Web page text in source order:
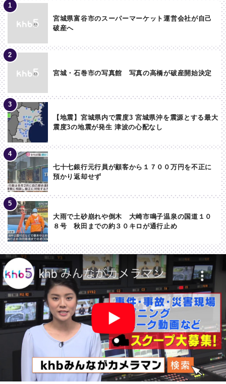
宮城県富谷市のスーパーマーケット運営会社が自己
破産へ
宮城・石巻市の写真館 写真の高橋が破産開始決定
【地震】宮城県内で震度3 宮城県沖を震源とする最大
震度3の地震が発生 津波の心配なし
七十七銀行元行員が顧客から１７００万円を不正に
預かり返却せず
大雨で土砂崩れや倒木 大崎市鳴子温泉の国道１０
８号 秋田までの約３０キロが通行止め